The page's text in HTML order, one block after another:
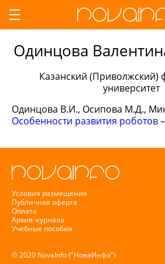
Одинцова
Казанский (Приволжский)
университет
Одинцова В.И., Осипова М.Д.,
Особенности развития роботов
Условия размещения
Публичная оферта
Оплата
Архив журнала
Учебные пособия
© 2020 NovaInfo ("НоваИнфо")